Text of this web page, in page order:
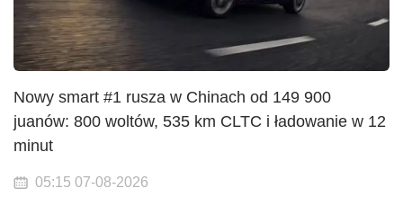
Nowy smart #1 rusza w Chinach od 149 900
juanów: 800 woltów, 535 km CLTC i ładowanie w 12
minut
05:15 07-08-2026